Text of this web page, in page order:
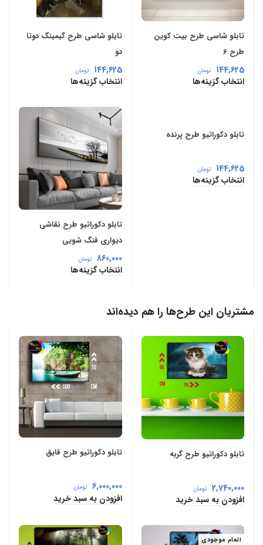
تابلو شاسی طرح بیت کوین
طرح 6
144,625 تومان
انتخاب گزینه‌ها
تابلو شاسی طرح گیمینگ دوتا
دو
144,625 تومان
انتخاب گزینه‌ها
تابلو دکوراتیو طرح پرنده
144,625 تومان
انتخاب گزینه‌ها
تابلو دکوراتیو طرح نقاشی
دیواری فنگ شویی
860,000 تومان
انتخاب گزینه‌ها
مشتریان این طرح‌ها را هم دیده‌اند
تابلو دکوراتیو طرح گربه
2,740,000 تومان
افزودن به سبد خرید
تابلو دکوراتیو طرح قایق
6,000,000 تومان
افزودن به سبد خرید
اتمام موجودی